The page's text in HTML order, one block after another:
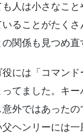
人は小さなこ
いることがたく
関係も見つめ
役には「コマン
てました。キ
意外ではあった
父ヘンリーには